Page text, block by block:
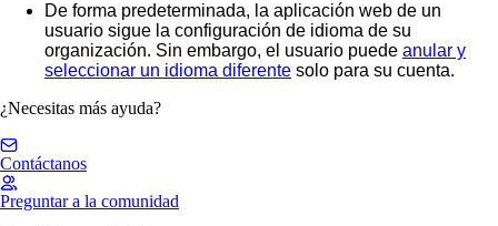
De forma predeterminada, la aplicación web de un
usuario sigue la configuración de idioma de su
organización. Sin embargo, el usuario puede anular y
seleccionar un idioma diferente solo para su cuenta.
¿Necesitas más ayuda?
Contáctanos
Preguntar a la comunidad